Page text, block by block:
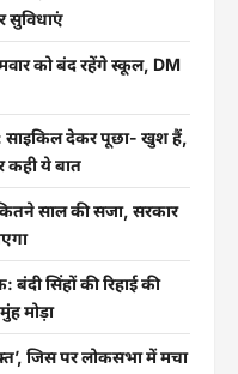
सुविधाएं
को बंद रहेंगे स्कूल, DM
साइकिल देकर पूछा- खुश हैं,
कही ये बात
साल की सजा, सरकार
सिंहों की रिहाई की
मोड़ा
जिस पर लोकसभा में मचा